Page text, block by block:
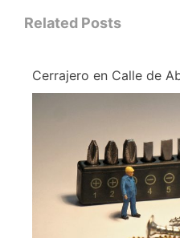
Related Posts
Cerrajero en Calle de